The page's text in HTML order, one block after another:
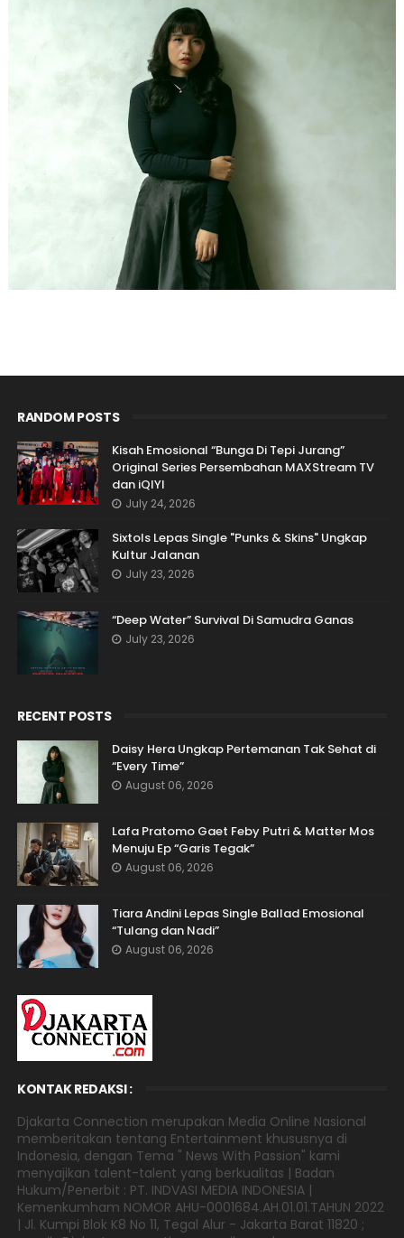
RANDOM POSTS
Kisah Emosional “Bunga Di Tepi Jurang”
Original Series Persembahan MAXStream TV
dan iQIYI
July 24, 2026
Sixtols Lepas Single "Punks & Skins" Ungkap
Kultur Jalanan
July 23, 2026
“Deep Water” Survival Di Samudra Ganas
July 23, 2026
RECENT POSTS
Daisy Hera Ungkap Pertemanan Tak Sehat di
“Every Time”
August 06, 2026
Lafa Pratomo Gaet Feby Putri & Matter Mos
Menuju Ep “Garis Tegak”
August 06, 2026
Tiara Andini Lepas Single Ballad Emosional
“Tulang dan Nadi”
August 06, 2026
KONTAK REDAKSI :
Djakarta Connection merupakan Media Online Nasional
memberitakan tentang Entertainment khususnya di
Indonesia, dengan Tema " News With Passion" kami
menyajikan talent-talent yang berkualitas | Badan
Hukum/Penerbit : PT. INDVASI MEDIA INDONESIA |
Kemenkumham NOMOR AHU-0001684.AH.01.01.TAHUN 2022
| Jl. Kumpi Blok K8 No 11, Tegal Alur - Jakarta Barat 11820 ;